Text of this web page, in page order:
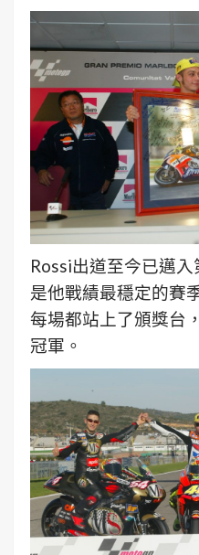
Rossi出道至今已邁
是他戰績最穩定的賽
每場都站上了頒獎台
冠軍。